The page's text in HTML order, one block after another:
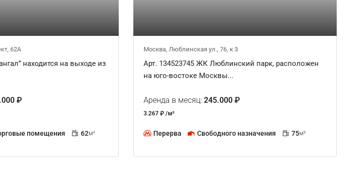
62А
находится на выходе из
₽
помещения 62м²
Москва, Люблинская ул., 76, к 3
Арт. 134523745 ЖК Люблинский парк, расположен
на юго-востоке Москвы...
Аренда в месяц: 245.000 ₽
3.267 ₽ /м²
Перерва Свободного назначения 75м²